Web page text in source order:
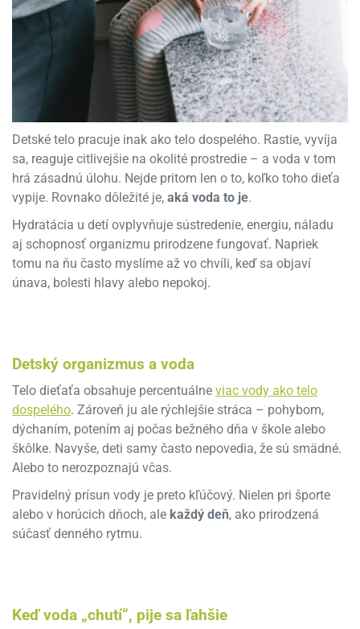
Detské telo pracuje inak ako telo dospelého. Rastie, vyvíja
sa, reaguje citlivejšie na okolité prostredie – a voda v tom
hrá zásadnú úlohu. Nejde pritom len o to, koľko toho dieťa
vypije. Rovnako dôležité je, aká voda to je.
Hydratácia u detí ovplyvňuje sústredenie, energiu, náladu
aj schopnosť organizmu prirodzene fungovať. Napriek
tomu na ňu často myslíme až vo chvíli, keď sa objaví
únava, bolesti hlavy alebo nepokoj.
Detský organizmus a voda
Telo dieťaťa obsahuje percentuálne viac vody ako telo
dospelého. Zároveň ju ale rýchlejšie stráca – pohybom,
dýchaním, potením aj počas bežného dňa v škole alebo
škôlke. Navyše, deti samy často nepovedia, že sú smädné.
Alebo to nerozpoznajú včas.
Pravidelný prísun vody je preto kľúčový. Nielen pri športe
alebo v horúcich dňoch, ale každý deň, ako prirodzená
súčasť denného rytmu.
Keď voda „chutí“, pije sa ľahšie